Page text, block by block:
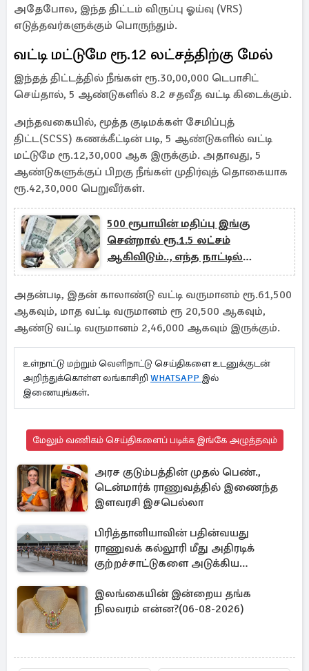
அதேபோல, இந்த திட்டம் விருப்பு ஓய்வு (VRS)
எடுத்தவர்களுக்கும் பொருந்தும்.
வட்டி மட்டுமே ரூ.12 லட்சத்திற்கு மேல்
இந்தத் திட்டத்தில் நீங்கள் ரூ.30,00,000 டெபாசிட்
செய்தால், 5 ஆண்டுகளில் 8.2 சதவீத வட்டி கிடைக்கும்.
அந்தவகையில், மூத்த குடிமக்கள் சேமிப்புத்
திட்ட(SCSS) கணக்கீட்டின் படி, 5 ஆண்டுகளில் வட்டி
மட்டுமே ரூ.12,30,000 ஆக இருக்கும். அதாவது, 5
ஆண்டுகளுக்குப் பிறகு நீங்கள் முதிர்வுத் தொகையாக
ரூ.42,30,000 பெறுவீர்கள்.
500 ரூபாயின் மதிப்பு இங்கு
சென்றால் ரூ.1.5 லட்சம்
ஆகிவிடும்.., எந்த நாட்டில்
தெரியுமா?
அதன்படி, இதன் காலாண்டு வட்டி வருமானம் ரூ.61,500
ஆகவும், மாத வட்டி வருமானம் ரூ 20,500 ஆகவும்,
ஆண்டு வட்டி வருமானம் 2,46,000 ஆகவும் இருக்கும்.
உள்நாட்டு மற்றும் வெளிநாட்டு செய்திகளை உடனுக்குடன்
அறிந்துக்கொள்ள லங்காசிறி WHATSAPP இல்
இணையுங்கள்.
மேலும் வணிகம் செய்திகளைப் படிக்க இங்கே அழுத்தவும்
அரச குடும்பத்தின் முதல் பெண்.,
டென்மார்க் ராணுவத்தில் இணைந்த
இளவரசி இசபெல்லா
பிரித்தானியாவின் பதின்வயது
ராணுவக் கல்லூரி மீது அதிரடிக்
குற்றச்சாட்டுகளை அடுக்கிய
இலங்கையின் இன்றைய தங்க
நிலவரம் என்ன?(06-08-2026)